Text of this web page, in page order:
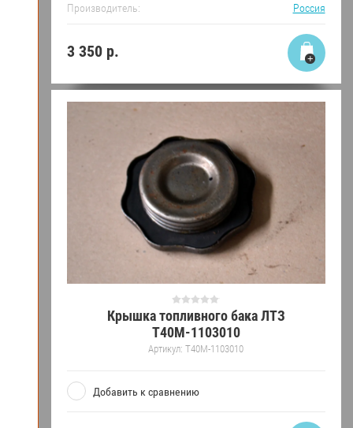
Производитель: Россия
3 350р.
Крышка топливного бака ЛТЗ
Т40М-1103010
Артикул: Т40М-1103010
Добавить к сравнению